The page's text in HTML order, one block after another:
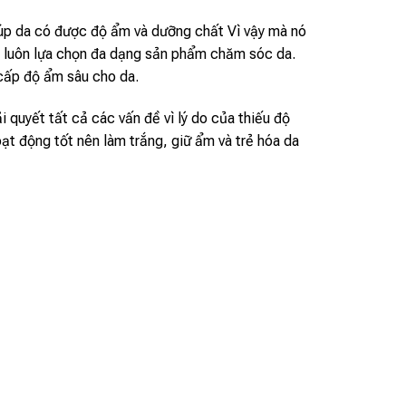
da có được độ ẩm và dưỡng chất Vì vậy mà nó
lựa chọn đa dạng sản phẩm chăm sóc da.
độ ẩm sâu cho da.
quyết tất cả các vấn đề vì lý do của thiếu độ
động tốt nên làm trắng, giữ ẩm và trẻ hóa da